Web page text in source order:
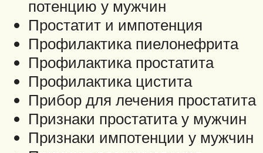
потенцию у мужчин
Простатит и импотенция
Профилактика пиелонефрита
Профилактика простатита
Профилактика цистита
Прибор для лечения простатита
Признаки простатита у мужчин
Признаки импотенции у мужчин